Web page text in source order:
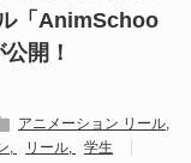
「AnimSchoo
開！
アニメーション リール
リール
学生